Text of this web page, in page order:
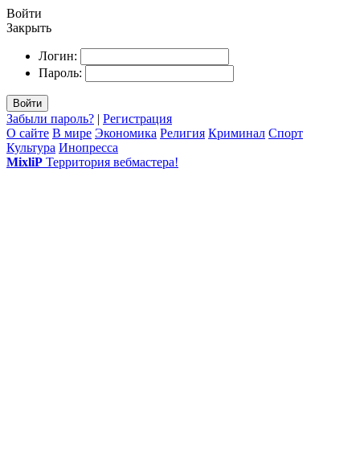
Войти
Закрыть
Логин:
Пароль:
Войти
Забыли пароль? | Регистрация
О сайте В мире Экономика Религия Криминал Спорт
Культура Инопресса
MixliP Территория вебмастера!